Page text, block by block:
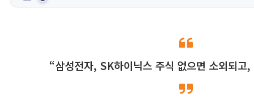
“삼성전자, SK하이닉스 주식 없으면 소외되고